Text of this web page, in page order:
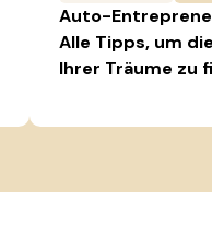
Auto-
Alle Tipps, um
Ihrer Träume zu